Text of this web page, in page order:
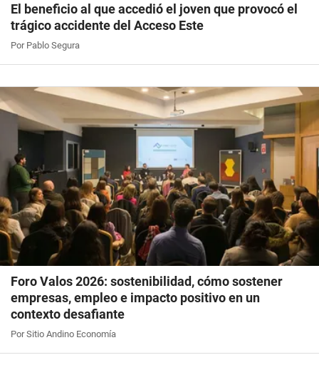
El beneficio al que accedió el joven que provocó el
trágico accidente del Acceso Este
Por Pablo Segura
Foro Valos 2026: sostenibilidad, cómo sostener
empresas, empleo e impacto positivo en un
contexto desafiante
Por Sitio Andino Economía